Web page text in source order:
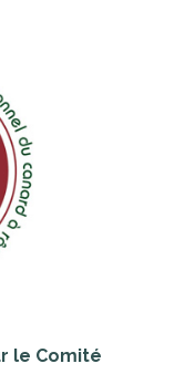
le Comité